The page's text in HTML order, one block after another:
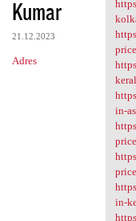
Kumar
21.12.2023
Adres
in-
in-